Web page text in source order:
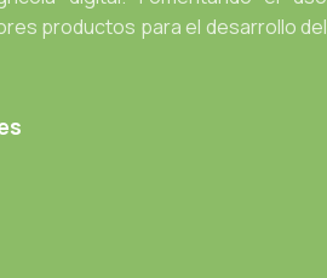
productos para el desarrollo del